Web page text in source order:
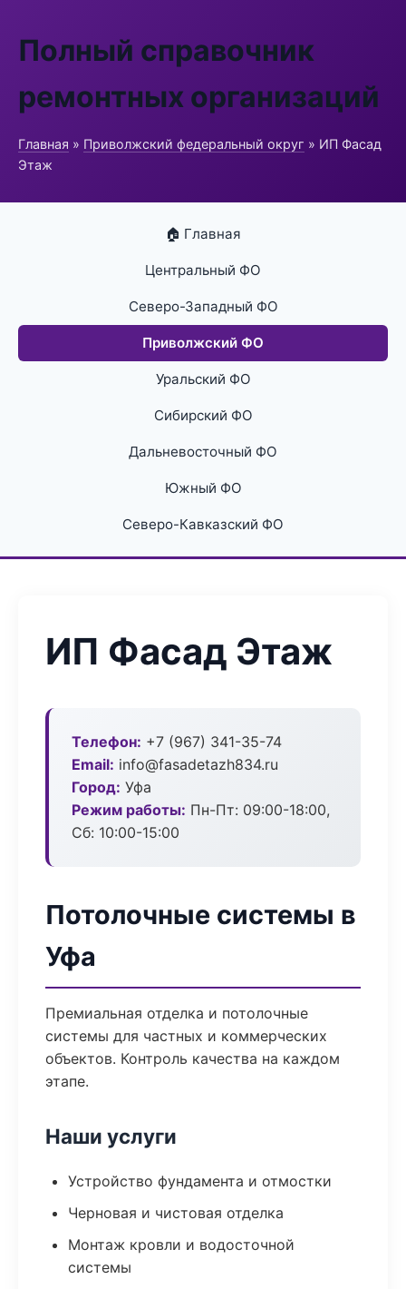
Полный справочник
ремонтных организаций
Главная » Приволжский федеральный округ » ИП Фасад
Этаж
🏠 Главная
Центральный ФО
Северо-Западный ФО
Приволжский ФО
Уральский ФО
Сибирский ФО
Дальневосточный ФО
Южный ФО
Северо-Кавказский ФО
ИП Фасад Этаж
Телефон: +7 (967) 341-35-74
Email: info@fasadetazh834.ru
Город: Уфа
Режим работы: Пн-Пт: 09:00-18:00,
Сб: 10:00-15:00
Потолочные системы в
Уфа
Премиальная отделка и потолочные
системы для частных и коммерческих
объектов. Контроль качества на каждом
этапе.
Наши услуги
Устройство фундамента и отмостки
Черновая и чистовая отделка
Монтаж кровли и водосточной
системы